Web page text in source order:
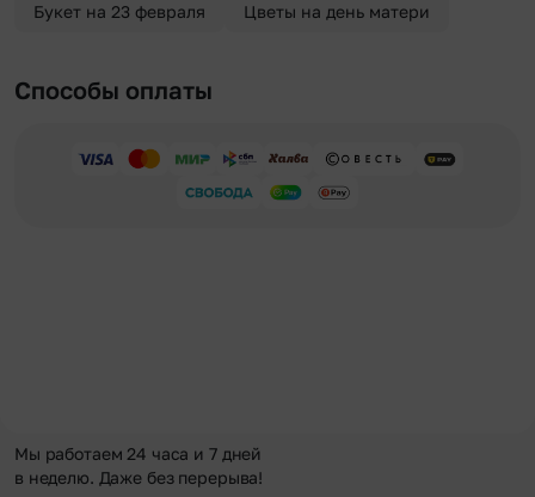
Букет на 23 февраля Цветы на день матери
Способы оплаты
Мы работаем 24 часа и 7 дней
в неделю. Даже без перерыва!